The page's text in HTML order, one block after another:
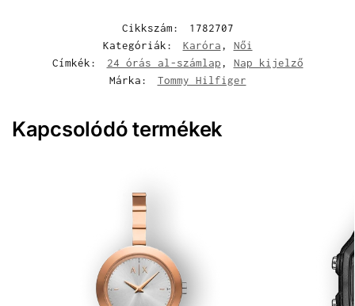
Cikkszám:
1782707
Kategóriák:
Karóra, Női
Címkék:
24 órás al-számlap, Nap kijelző
Márka:
Tommy Hilfiger
Kapcsolódó termékek